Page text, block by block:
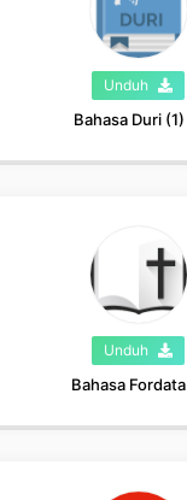
Unduh
Bahasa Duri (1)
Unduh
Bahasa Fordata